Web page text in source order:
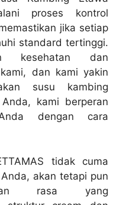
proses kontrol
jika setiap
standard tertinggi.
kesehatan dan
dan kami yakin
susu kambing
kami berperan
dengan cara
tidak cuma
akan tetapi pun
rasa yang